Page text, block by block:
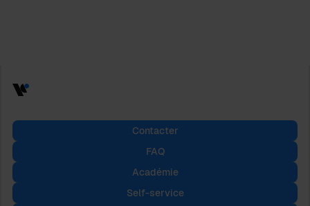
Contacter
FAQ
Académie
Self-service